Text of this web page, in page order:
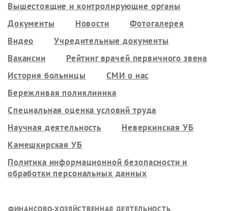
Вышестоящие и контролирующие органы
Документы
Новости
Фотогалерея
Видео
Учредительные документы
Вакансии
Рейтинг врачей первичного звена
История больницы
СМИ о нас
Бережливая поликлиника
Специальная оценка условий труда
Научная деятельность
Неверкинская УБ
Камешкирская УБ
Политика информационной безопасности и
обработки персональных данных
ФИНАНСОВО-ХОЗЯЙСТВЕННАЯ ДЕЯТЕЛЬНОСТЬ